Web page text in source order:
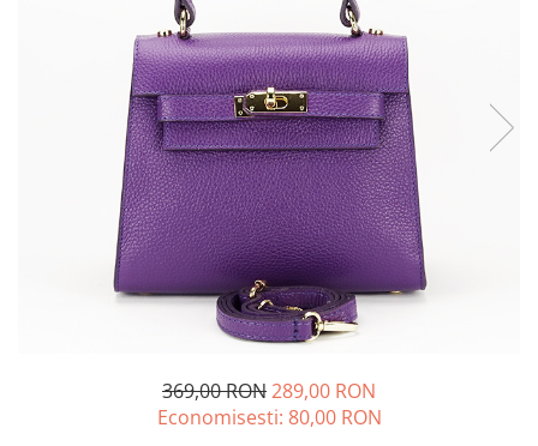
369,00 RON289,00 RON
Economisesti: 80,00 RON